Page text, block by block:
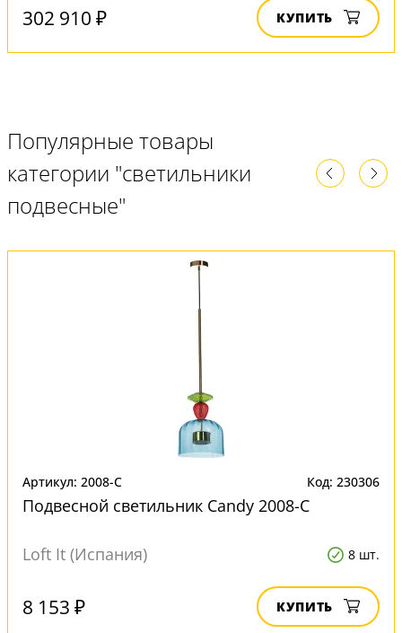
302 910 ₽ КУПИТЬ
Популярные товары
категории "светильники
подвесные"
Артикул: 2008-C Код: 230306
Подвесной светильник Candy 2008-C
Loft It (Испания) 8 шт.
8 153 ₽ КУПИТЬ